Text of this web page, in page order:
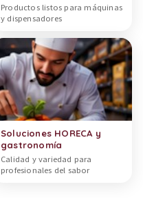
Productos listos para máquinas
y dispensadores
Soluciones HORECA y
gastronomía
Calidad y variedad para
profesionales del sabor